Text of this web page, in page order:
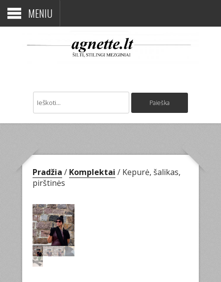
MENIU
Pradžia / Komplektai / Kepurė, šalikas,
pirštinės